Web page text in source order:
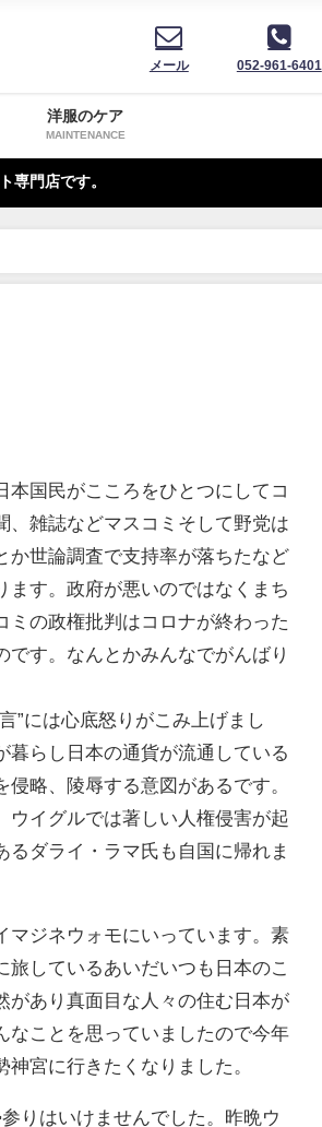
メール 052-961-6401
洋服のケア
MAINTENANCE
専門店です。
国民がこころをひとつにしてコ
、雑誌などマスコミそして野党は
か世論調査で支持率が落ちたなど
ます。政府が悪いのではなくまち
ミの政権批判はコロナが終わった
す。なんとかみんなでがんばり
”には心底怒りがこみ上げまし
暮らし日本の通貨が流通している
略、陵辱する意図があるです。
ウイグルでは著しい人権侵害が起
るダライ・ラマ氏も自国に帰れま
マジネウォモにいっています。素
しているあいだいつも日本のこ
があり真面目な人々の住む日本が
なことを思っていましたので今年
宮に行きたくなりました。
りはいけませんでした。昨晩ウ